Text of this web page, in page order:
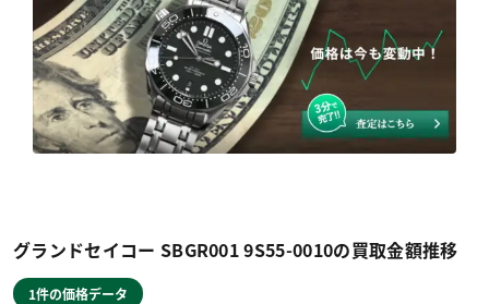
グランドセイコー SBGR001 9S55-0010の買取金額推移
1件の価格データ